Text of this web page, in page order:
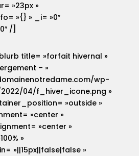
»23px »
»{} » _i= »0″
/]
title= »forfait hivernal »
– »
wp-
04/f_hiver_icone.png »
»outside »
»center »
»center »
»
»||15px||false|false »